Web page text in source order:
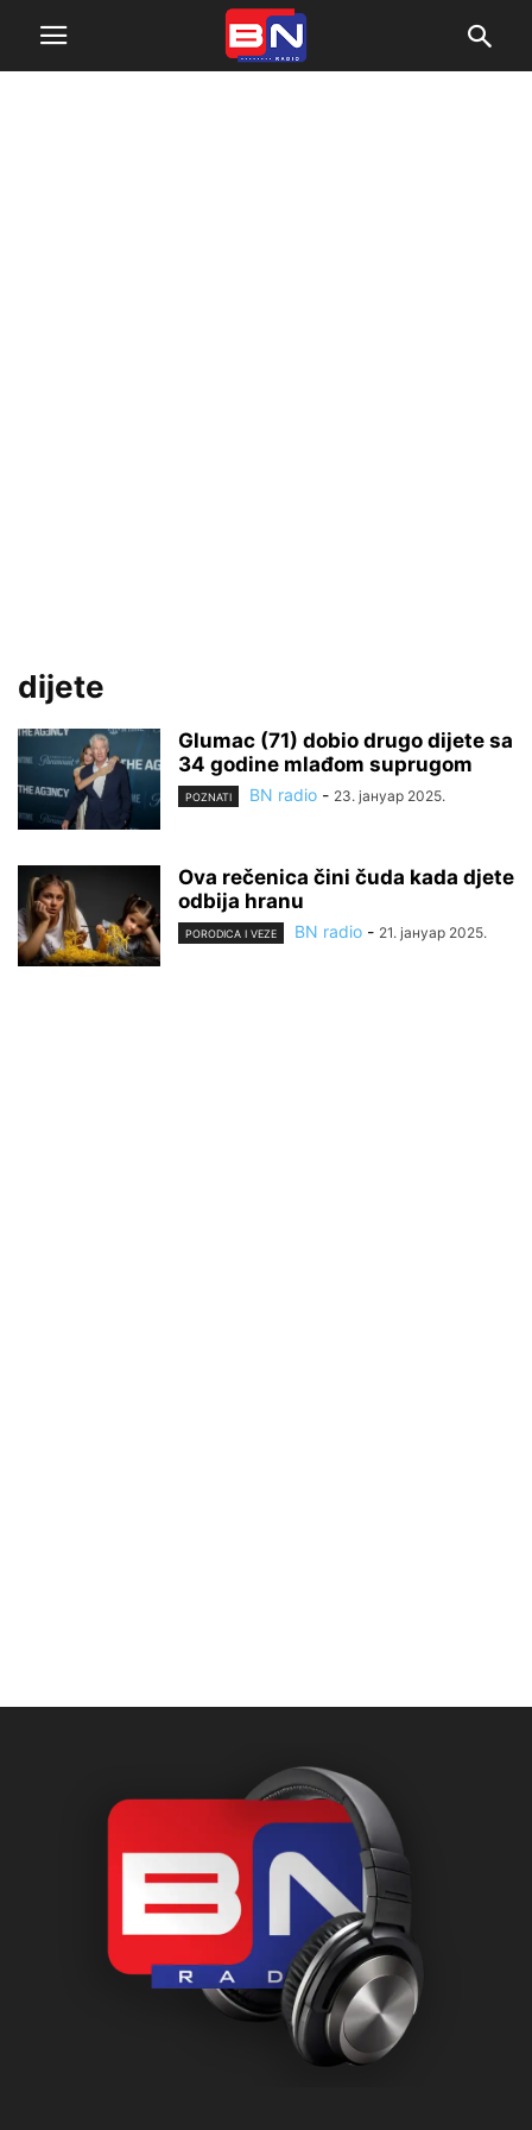
dijete
Glumac (71) dobio drugo dijete sa
34 godine mlađom suprugom
POZNATI BN radio - 23. јануар 2025.
Ova rečenica čini čuda kada djete
odbija hranu
PORODICA I VEZE BN radio - 21. јануар 2025.